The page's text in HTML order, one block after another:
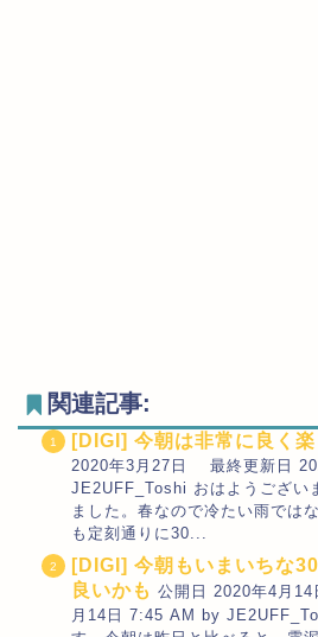
関連記事:
[DIGI] 今朝は非常に良く
2020年3月27日 最終更新日
JE2UFF_Toshi おはようござい
ました。春なので冷たい雨では
も定刻通りに30...
[DIGI] 今朝もいまいちな
良いかも 公開日 2020年4月
月14日 7:45 AM by